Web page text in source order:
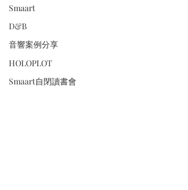
Smaart
D&B
音響案例分享
HOLOPLOT
Smaart自閉讀書會